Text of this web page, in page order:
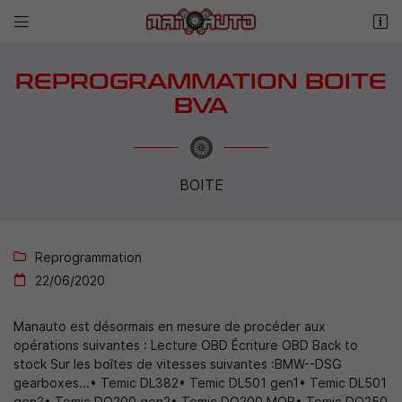
 
02 51 62 87 44
 Adresse email de réception
 Recopier le code ci-contre
Rafraîchir le captcha
REPROGRAMMATION BOITE
BVA
BOITE
 Reprogrammation
 22/06/2020
Manauto est désormais en mesure de procéder aux
opérations suivantes : Lecture OBD Écriture OBD Back to
stock Sur les boîtes de vitesses suivantes :BMW--DSG
gearboxes...• Temic DL382• Temic DL501 gen1• Temic DL501